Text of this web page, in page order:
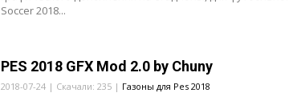
Soccer 2018...
PES 2018 GFX Mod 2.0 by Chuny
2018-07-24 | Скачали: 235 | Газоны для Pes 2018